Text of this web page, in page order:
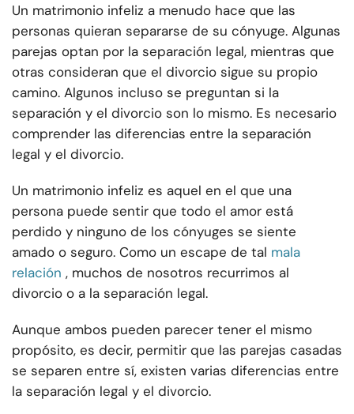
Un matrimonio infeliz a menudo hace que las
personas quieran separarse de su cónyuge. Algunas
parejas optan por la separación legal, mientras que
otras consideran que el divorcio sigue su propio
camino. Algunos incluso se preguntan si la
separación y el divorcio son lo mismo. Es necesario
comprender las diferencias entre la separación
legal y el divorcio.
Un matrimonio infeliz es aquel en el que una
persona puede sentir que todo el amor está
perdido y ninguno de los cónyuges se siente
amado o seguro. Como un escape de tal mala
relación , muchos de nosotros recurrimos al
divorcio o a la separación legal.
Aunque ambos pueden parecer tener el mismo
propósito, es decir, permitir que las parejas casadas
se separen entre sí, existen varias diferencias entre
la separación legal y el divorcio.